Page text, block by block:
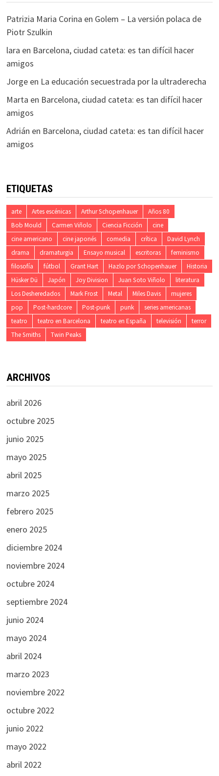
Patrizia Maria Corina en Golem – La versión polaca de
Piotr Szulkin
lara en Barcelona, ciudad cateta: es tan difícil hacer
amigos
Jorgeen La educación secuestrada por la ultraderecha
Marta en Barcelona, ciudad cateta: es tan difícil hacer
amigos
Adrián en Barcelona, ciudad cateta: es tan difícil hacer
amigos
ETIQUETAS
arte Artes escénicas Arthur Schopenhauer
Años 80
Bob Mould
Carmen Viñolo Ciencia Ficción
cine
cine americano
cine japonés comedia crítica
David Lynch
drama
dramaturgia Ensayo musical escritoras
feminismo
filosofía
fútbol Grant Hart Hazlo por Schopenhauer
Historia
Hüsker Dü
Japón Joy Division Juan Soto Viñolo
literatura
Los Desheredados
Mark Frost Metal Miles Davis
mujeres
pop
Post-hardcore Post-punk punk
series americanas
teatro
teatro en Barcelona teatro en España televisión
terror
The Smiths
Twin Peaks
ARCHIVOS
abril 2026
octubre 2025
junio 2025
mayo 2025
abril 2025
marzo 2025
febrero 2025
enero 2025
diciembre 2024
noviembre 2024
octubre 2024
septiembre 2024
junio 2024
mayo 2024
abril 2024
marzo 2023
noviembre 2022
octubre 2022
junio 2022
mayo 2022
abril 2022